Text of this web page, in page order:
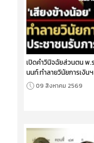
เปิดคำวินิจฉัยส่วนตน พ.
นนท์:ทำลายวินัยการเงิน
09 สิงหาคม 2569